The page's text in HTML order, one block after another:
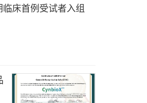
床首例受试者入组